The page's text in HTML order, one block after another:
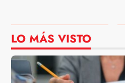
LO MÁS VISTO